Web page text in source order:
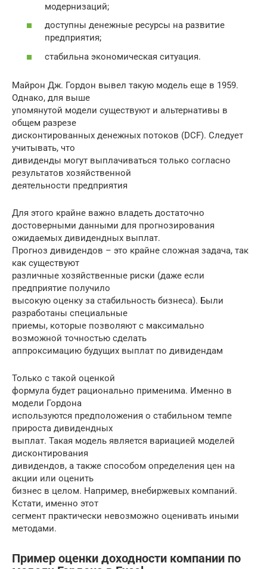
модернизаций;
доступны денежные ресурсы на развитие
предприятия;
стабильна экономическая ситуация.
Майрон Дж. Гордон вывел такую модель еще в 1959.
Однако, для выше
упомянутой модели существуют и альтернативы в
общем разрезе
дисконтированных денежных потоков (DCF). Следует
учитывать, что
дивиденды могут выплачиваться только согласно
результатов хозяйственной
деятельности предприятия
Для этого крайне важно владеть достаточно
достоверными данными для прогнозирования
ожидаемых дивидендных выплат.
Прогноз дивидендов – это крайне сложная задача, так
как существуют
различные хозяйственные риски (даже если
предприятие получило
высокую оценку за стабильность бизнеса). Были
разработаны специальные
приемы, которые позволяют с максимально
возможной точностью сделать
аппроксимацию будущих выплат по дивидендам
Только с такой оценкой
формула будет рационально применима. Именно в
модели Гордона
используются предположения о стабильном темпе
прироста дивидендных
выплат. Такая модель является вариацией моделей
дисконтирования
дивидендов, а также способом определения цен на
акции или оценить
бизнес в целом. Например, внебиржевых компаний.
Кстати, именно этот
сегмент практически невозможно оценивать иными
методами.
Пример оценки доходности компании по